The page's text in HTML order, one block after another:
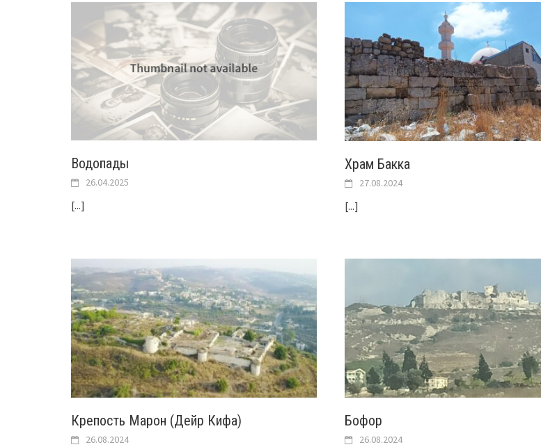
Водопады
26.04.2025
[...]
Храм Бакка
27.08.2024
[...]
Крепость Марон (Дейр Кифа)
26.08.2024
Бофор
26.08.2024